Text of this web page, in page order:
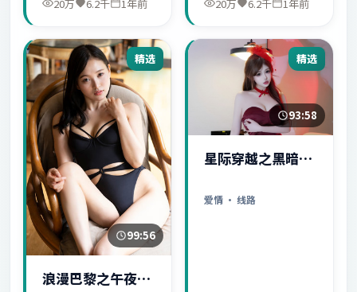
20万 6.2千 1年前 20万 6.2千 1年前
精选
99:56
浪漫巴黎之午夜惊
精选
93:58
星际穿越之黑暗秘
爱情 · 线路